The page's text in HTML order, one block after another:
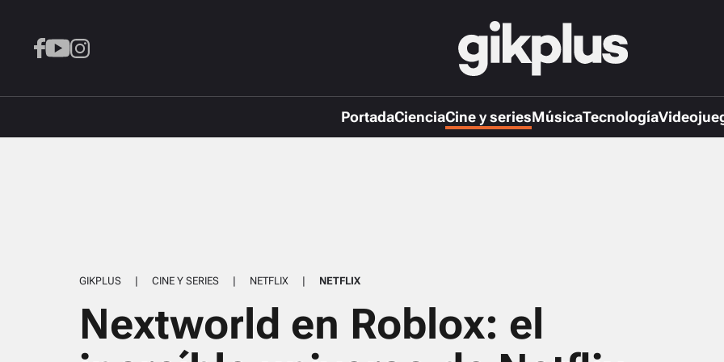
PortadaCienciaCine y seriesMúsicaTecnología
GIKPLUS | CINE Y SERIES | NETFLIX | NETFLIX
Nextworld en Roblox: el